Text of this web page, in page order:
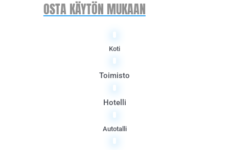
OSTA KÄYTÖN MUKAAN
Koti
Toimisto
Hotelli
Autotalli